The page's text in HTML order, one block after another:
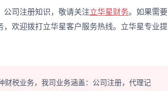
司注册知识，敬请关注立华星财务。如果需要
欢迎拨打立华星客户服务热线。立华星专业提
财税业务，我司业务涵盖：公司注册，代理记